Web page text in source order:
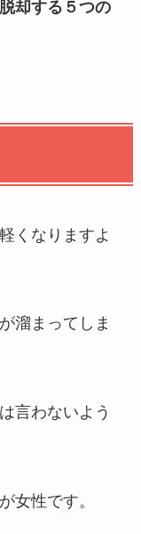
却する５つの
くなりますよ
溜まってしま
言わないよう
女性です。